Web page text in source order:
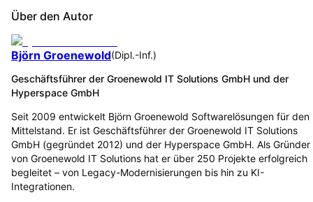
Über den Autor
Björn Groenewold(Dipl.-Inf.)
Geschäftsführer der Groenewold IT Solutions GmbH und der
Hyperspace GmbH
Seit 2009 entwickelt Björn Groenewold Softwarelösungen für den
Mittelstand. Er ist Geschäftsführer der Groenewold IT Solutions
GmbH (gegründet 2012) und der Hyperspace GmbH. Als Gründer
von Groenewold IT Solutions hat er über 250 Projekte erfolgreich
begleitet – von Legacy-Modernisierungen bis hin zu KI-
Integrationen.